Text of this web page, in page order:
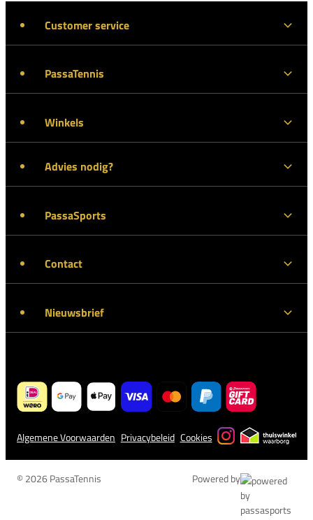
Customer service
PassaTennis
Winkels
Advies nodig?
PassaSports
Contact
Nieuwsbrief
Algemene Voorwaarden Privacybeleid Cookies
© 2026 PassaTennis Powered by